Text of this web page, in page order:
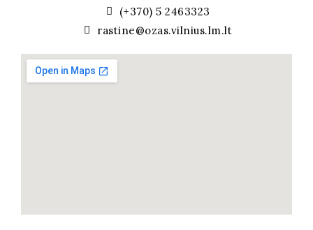
(+370) 5 2463323
rastine@ozas.vilnius.lm.lt